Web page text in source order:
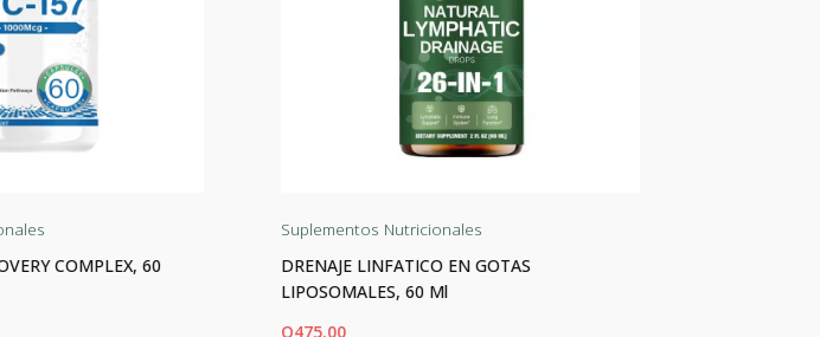
COMPLEX, 60
Suplementos Nutricionales
DRENAJE LINFATICO EN GOTAS
LIPOSOMALES, 60 Ml
Q475.00